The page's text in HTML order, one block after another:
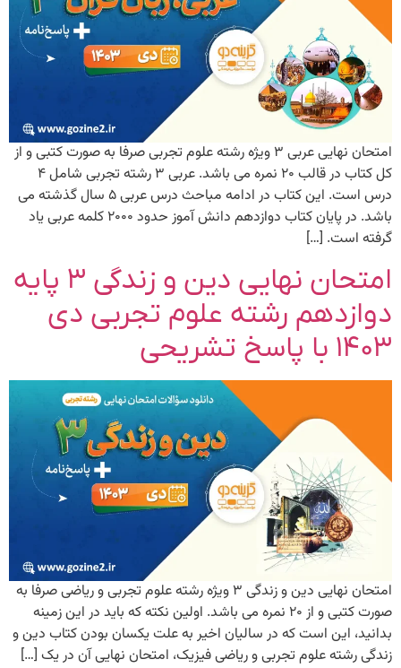
امتحان نهایی عربی ۳ ویژه رشته علوم تجربی صرفا به صورت کتبی و از
کل کتاب در قالب ۲۰ نمره می باشد. عربی ۳ رشته تجربی شامل ۴
درس است. این کتاب در ادامه مباحث درس عربی ۵ سال گذشته می
باشد. در پایان کتاب دوازدهم دانش آموز حدود ۲۰۰۰ کلمه عربی یاد
گرفته است. […]
امتحان نهایی دین و زندگی ۳ پایه
دوازدهم رشته علوم تجربی دی
۱۴۰۳ با پاسخ تشریحی
امتحان نهایی دین و زندگی ۳ ویژه رشته علوم تجربی و ریاضی صرفا به
صورت کتبی و از ۲۰ نمره می باشد. اولین نکته که باید در این زمینه
بدانید، این است که در سالیان اخیر به علت یکسان بودن کتاب دین و
زندگی رشته علوم تجربی و ریاضی فیزیک، امتحان نهایی آن در یک […]